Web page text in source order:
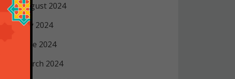
August 2024
July 2024
June 2024
March 2024